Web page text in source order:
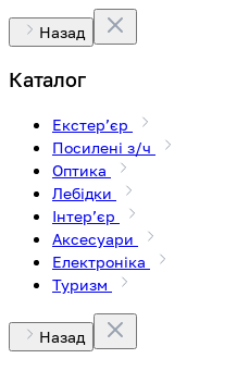
Назад
Каталог
Екстерʼєр
Посилені з/ч
Оптика
Лебідки
Інтерʼєр
Аксесуари
Електроніка
Туризм
Назад